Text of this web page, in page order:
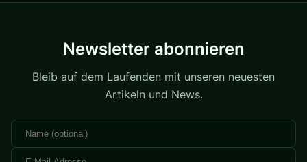
Newsletter abonnieren
Bleib auf dem Laufenden mit unseren neuesten
Artikeln und News.